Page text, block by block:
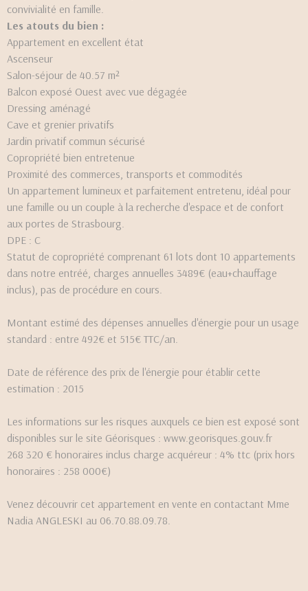
convivialité en famille.
Les atouts du bien :
Appartement en excellent état
Ascenseur
Salon-séjour de 40.57 m²
Balcon exposé Ouest avec vue dégagée
Dressing aménagé
Cave et grenier privatifs
Jardin privatif commun sécurisé
Copropriété bien entretenue
Proximité des commerces, transports et commodités
Un appartement lumineux et parfaitement entretenu, idéal pour
une famille ou un couple à la recherche d'espace et de confort
aux portes de Strasbourg.
DPE : C
Statut de copropriété comprenant 61 lots dont 10 appartements
dans notre entréé, charges annuelles 3489€ (eau+chauffage
inclus), pas de procédure en cours.
Montant estimé des dépenses annuelles d'énergie pour un usage
standard : entre 492€ et 515€ TTC/an.
Date de référence des prix de l'énergie pour établir cette
estimation : 2015
Les informations sur les risques auxquels ce bien est exposé sont
disponibles sur le site Géorisques : www.georisques.gouv.fr
268 320 € honoraires inclus charge acquéreur : 4% ttc (prix hors
honoraires : 258 000€)
Venez découvrir cet appartement en vente en contactant Mme
Nadia ANGLESKI au 06.70.88.09.78.